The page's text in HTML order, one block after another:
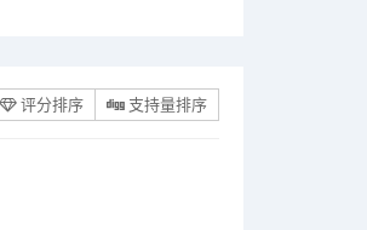
评分排序 支持量排序